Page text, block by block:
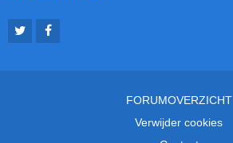
FORUMOVERZICHT
Verwijder cookies